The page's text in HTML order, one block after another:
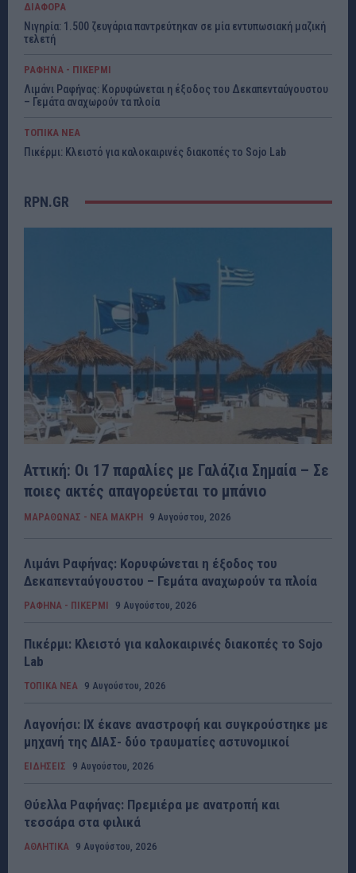
ΔΙΑΦΟΡΑ
Νιγηρία: 1.500 ζευγάρια παντρεύτηκαν σε μία εντυπωσιακή μαζική
τελετή
ΡΑΦΗΝΑ - ΠΙΚΕΡΜΙ
Λιμάνι Ραφήνας: Κορυφώνεται η έξοδος του Δεκαπενταύγουστου
– Γεμάτα αναχωρούν τα πλοία
ΤΟΠΙΚΑ ΝΕΑ
Πικέρμι: Κλειστό για καλοκαιρινές διακοπές το Sojo Lab
RPN.GR
Αττική: Οι 17 παραλίες με Γαλάζια Σημαία – Σε
ποιες ακτές απαγορεύεται το μπάνιο
ΜΑΡΑΘΩΝΑΣ - ΝΕΑ ΜΑΚΡΗ 9 Αυγούστου, 2026
Λιμάνι Ραφήνας: Κορυφώνεται η έξοδος του
Δεκαπενταύγουστου – Γεμάτα αναχωρούν τα πλοία
ΡΑΦΗΝΑ - ΠΙΚΕΡΜΙ 9 Αυγούστου, 2026
Πικέρμι: Κλειστό για καλοκαιρινές διακοπές το Sojo
Lab
ΤΟΠΙΚΑ ΝΕΑ 9 Αυγούστου, 2026
Λαγονήσι: ΙΧ έκανε αναστροφή και συγκρούστηκε με
μηχανή της ΔΙΑΣ- δύο τραυματίες αστυνομικοί
ΕΙΔΗΣΕΙΣ 9 Αυγούστου, 2026
Θύελλα Ραφήνας: Πρεμιέρα με ανατροπή και
τεσσάρα στα φιλικά
ΑΘΛΗΤΙΚΑ 9 Αυγούστου, 2026